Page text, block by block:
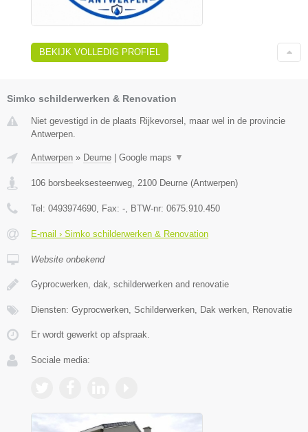
BEKIJK VOLLEDIG PROFIEL
Simko schilderwerken & Renovation
Niet gevestigd in de plaats Rijkevorsel, maar wel in de provincie
Antwerpen.
Antwerpen » Deurne Google maps ▼
106 borsbeeksesteenweg, 2100 Deurne (Antwerpen)
Tel: 0493974690, Fax: -, BTW-nr: 0675.910.450
E-mail › Simko schilderwerken & Renovation
Website onbekend
Gyprocwerken, dak, schilderwerken and renovatie
Diensten: Gyprocwerken, Schilderwerken, Dak werken, Renovatie
Er wordt gewerkt op afspraak.
Sociale media: